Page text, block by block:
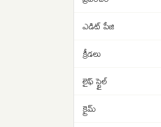
ఎడిట్ పేజి
క్రీడలు
లైఫ్ స్టైల్
క్రైమ్